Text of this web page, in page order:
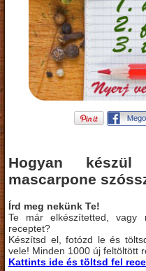
Hogyan
mascarpone
Írd meg nekünk Te!
Te már elkészítetted, vagy
receptet?
Készítsd el, fotózd le és
vele! Minden 1000 új feltöltött
Kattints ide és töltsd fel